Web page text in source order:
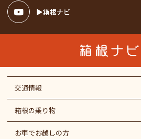
箱根ナビ
交通情報
箱根の乗り物
お車でお越しの方